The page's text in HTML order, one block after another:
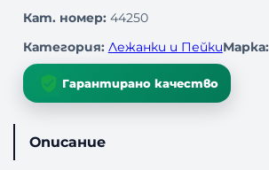
л
ч
е
с
т
о
Кат. номер: 44250
Категория: Лежанки и ПейкиМарка:
Гарантирано качество
Описание